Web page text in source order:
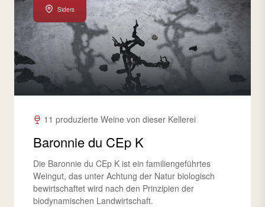
Siders
11 produzierte Weine von dieser Kellerei
Baronnie du CEp K
Die Baronnie du CEp K ist ein familiengeführtes
Weingut, das unter Achtung der Natur biologisch
bewirtschaftet wird nach den Prinzipien der
biodynamischen Landwirtschaft.